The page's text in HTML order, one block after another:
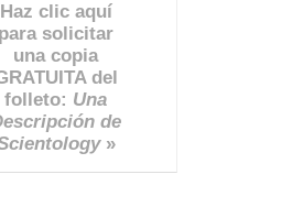
Haz clic aquí
para solicitar
una copia
del
folleto: Una
de
»